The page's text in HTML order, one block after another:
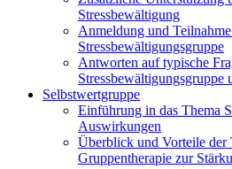
Stressbewältigung
Anmeldung und
Stressbewältigungsgruppe
Antworten auf typische
Stressbewältigungsgruppe
Selbstwertgruppe
Einführung in das Thema
Auswirkungen
Überblick und Vorteile der
Gruppentherapie zur